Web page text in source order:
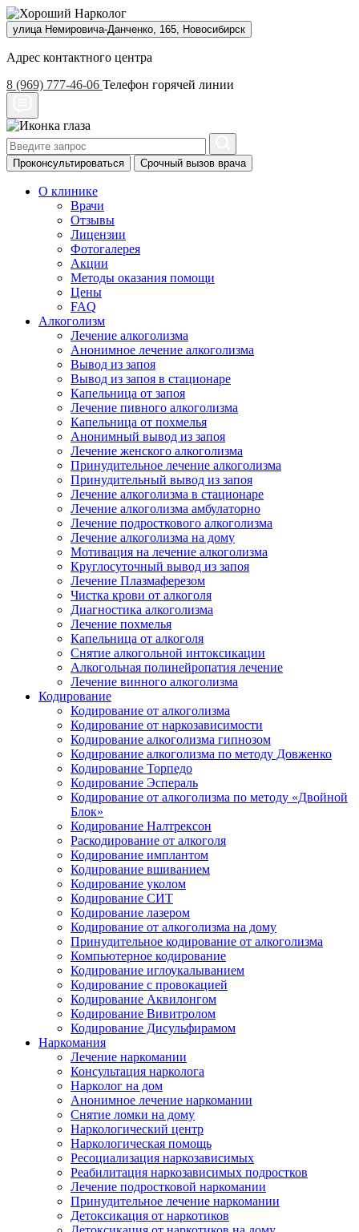
улица Немировича-Данченко, 165, Новосибирск
Адрес контактного центра
8 (969) 777-46-06 Телефон горячей линии
Проконсультироваться Срочный вызов врача
О клинике
Врачи
Отзывы
Лицензии
Фотогалерея
Акции
Методы оказания помощи
Цены
FAQ
Алкоголизм
Лечение алкоголизма
Анонимное лечение алкоголизма
Вывод из запоя
Вывод из запоя в стационаре
Капельница от запоя
Лечение пивного алкоголизма
Капельница от похмелья
Анонимный вывод из запоя
Лечение женского алкоголизма
Принудительное лечение алкоголизма
Принудительный вывод из запоя
Лечение алкоголизма в стационаре
Лечение алкоголизма амбулаторно
Лечение подросткового алкоголизма
Лечение алкоголизма на дому
Мотивация на лечение алкоголизма
Круглосуточный вывод из запоя
Лечение Плазмаферезом
Чистка крови от алкоголя
Диагностика алкоголизма
Лечение похмелья
Капельница от алкоголя
Снятие алкогольной интоксикации
Алкогольная полинейропатия лечение
Лечение винного алкоголизма
Кодирование
Кодирование от алкоголизма
Кодирование от наркозависимости
Кодирование алкоголизма гипнозом
Кодирование алкоголизма по методу Довженко
Кодирование Торпедо
Кодирование Эспераль
Кодирование от алкоголизма по методу «Двойной
Блок»
Кодирование Налтрексон
Раскодирование от алкоголя
Кодирование имплантом
Кодирование вшиванием
Кодирование уколом
Кодирование СИТ
Кодирование лазером
Кодирование от алкоголизма на дому
Принудительное кодирование от алкоголизма
Компьютерное кодирование
Кодирование иглоукалыванием
Кодирование с провокацией
Кодирование Аквилонгом
Кодирование Вивитролом
Кодирование Дисульфирамом
Наркомания
Лечение наркомании
Консультация нарколога
Нарколог на дом
Анонимное лечение наркомании
Снятие ломки на дому
Наркологический центр
Наркологическая помощь
Ресоциализация наркозависимых
Реабилитация наркозависимых подростков
Лечение подростковой наркомании
Принудительное лечение наркомании
Детоксикация от наркотиков